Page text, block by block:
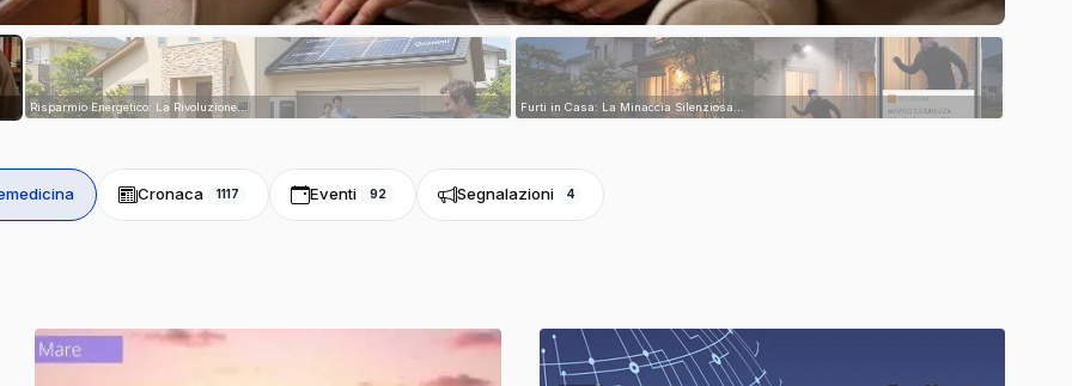
Risparmio Energetico: La Rivoluzione... Furti in Casa: La Minaccia Silenziosa...
Cronaca 1117 Eventi 92 Segnalazioni 4